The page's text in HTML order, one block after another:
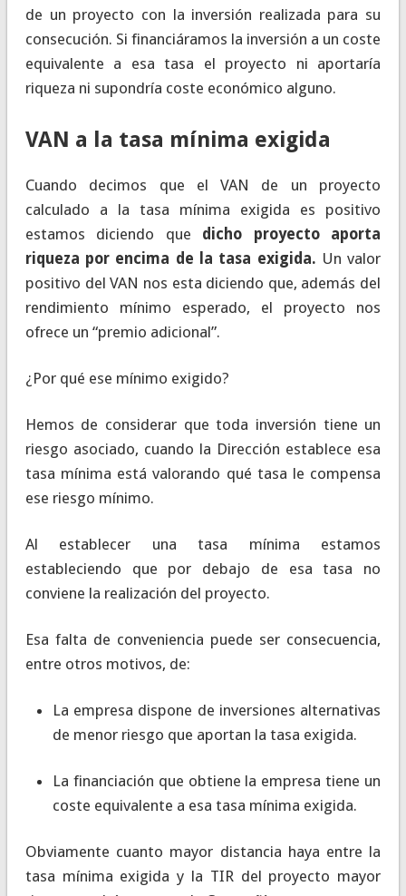
de un proyecto con la inversión realizada para su
consecución. Si financiáramos la inversión a un coste
equivalente a esa tasa el proyecto ni aportaría
riqueza ni supondría coste económico alguno.
VAN a la tasa mínima exigida
Cuando decimos que el VAN de un proyecto
calculado a la tasa mínima exigida es positivo
estamos diciendo que dicho proyecto aporta
riqueza por encima de la tasa exigida. Un valor
positivo del VAN nos esta diciendo que, además del
rendimiento mínimo esperado, el proyecto nos
ofrece un “premio adicional”.
¿Por qué ese mínimo exigido?
Hemos de considerar que toda inversión tiene un
riesgo asociado, cuando la Dirección establece esa
tasa mínima está valorando qué tasa le compensa
ese riesgo mínimo.
Al establecer una tasa mínima estamos
estableciendo que por debajo de esa tasa no
conviene la realización del proyecto.
Esa falta de conveniencia puede ser consecuencia,
entre otros motivos, de:
La empresa dispone de inversiones alternativas
de menor riesgo que aportan la tasa exigida.
La financiación que obtiene la empresa tiene un
coste equivalente a esa tasa mínima exigida.
Obviamente cuanto mayor distancia haya entre la
tasa mínima exigida y la TIR del proyecto mayor